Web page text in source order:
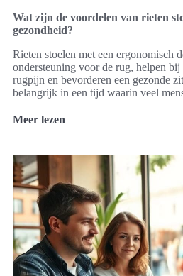
Wat zijn de voordelen van rieten
gezondheid?
Rieten stoelen met een ergonomisch
ondersteuning voor de rug, helpen
rugpijn en bevorderen een gezonde
belangrijk in een tijd waarin veel
Meer lezen